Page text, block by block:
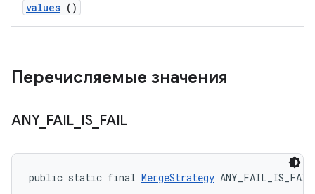
values ()
Перечисляемые значения
ANY_ FAIL IS_ FAIL
public static final MergeStrategy ANY_FAIL_IS_FAIL